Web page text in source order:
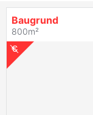
Baugrund
800m²